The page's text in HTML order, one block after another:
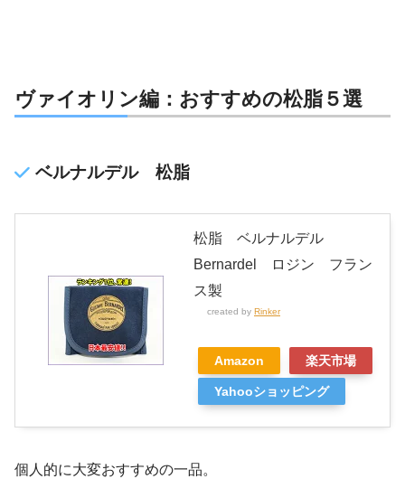
ヴァイオリン編：おすすめの松脂５選
ベルナルデル 松脂
松脂 ベルナルデル
Bernardel ロジン フラン
ス製
created by Rinker
Amazon 楽天市場
Yahooショッピング
個人的に大変おすすめの一品。